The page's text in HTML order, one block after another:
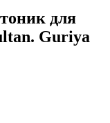
для
Guriya